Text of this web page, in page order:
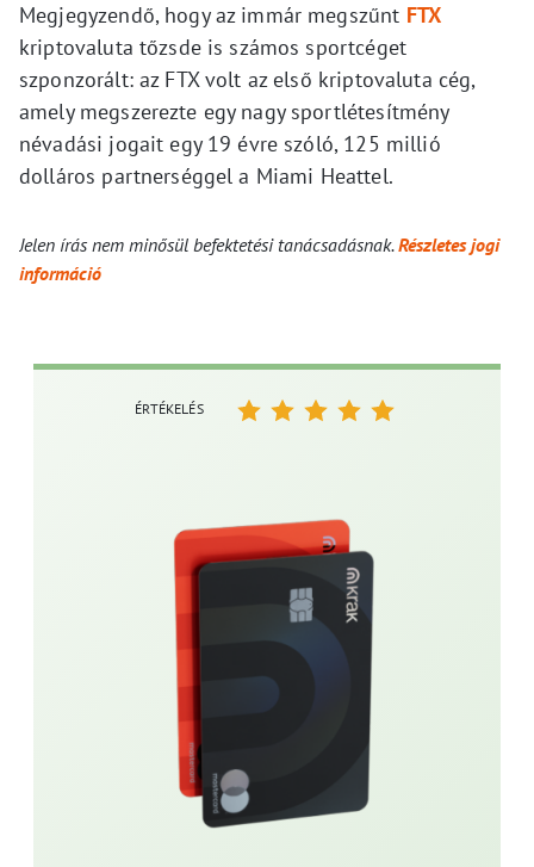
Megjegyzendő, hogy az immár megszűnt FTX
kriptovaluta tőzsde is számos sportcéget
szponzorált: az FTX volt az első kriptovaluta cég,
amely megszerezte egy nagy sportlétesítmény
névadási jogait egy 19 évre szóló, 125 millió
dolláros partnerséggel a Miami Heattel.
Jelen írás nem minősül befektetési tanácsadásnak.Részletes jogi
információ
ÉRTÉKELÉS